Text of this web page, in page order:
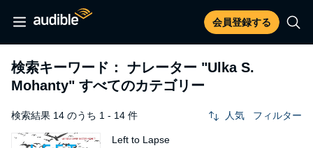
会員登録する
検索キーワード： ナレーター "Ulka S.
Mohanty" すべてのカテゴリー
検索結果 14 のうち 1 - 14 件 人気 フィルター
Left to Lapse